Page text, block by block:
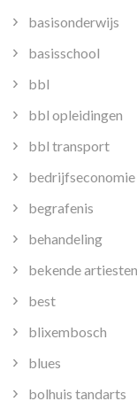
basisonderwijs
basisschool
bbl
bbl opleidingen
bbl transport
bedrijfseconomie
begrafenis
behandeling
bekende artiesten
best
blixembosch
blues
bolhuis tandarts